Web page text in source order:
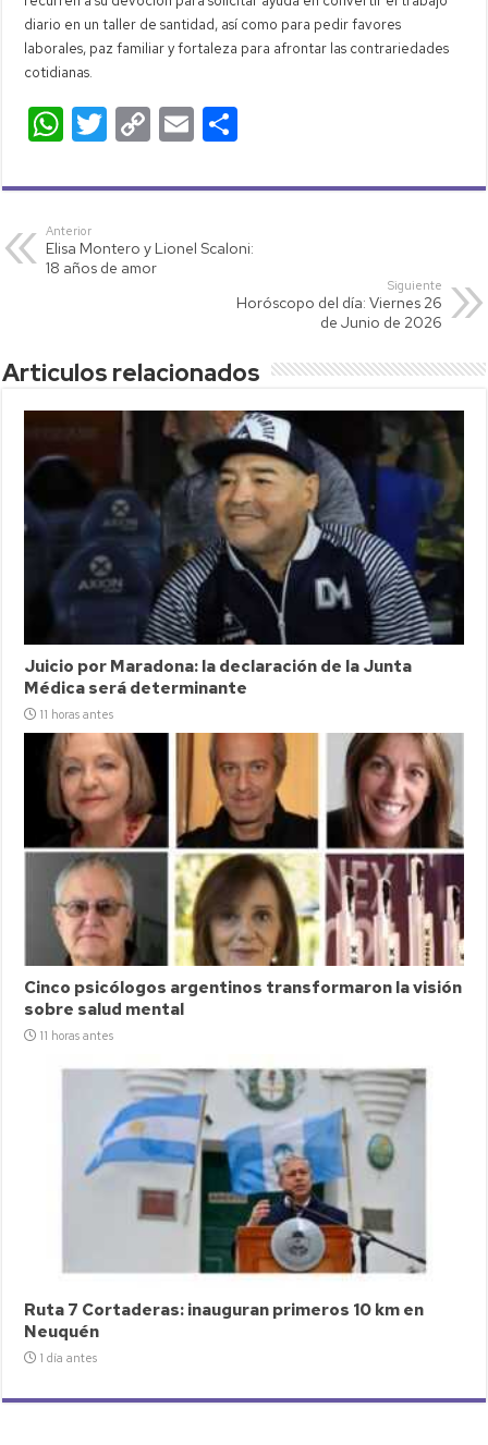
diario en un taller de santidad, así como para pedir favores
laborales, paz familiar y fortaleza para afrontar las contrariedades
cotidianas.
W
at
s
A
T
tt
C
p
Li
E
ail m
ar
tir
Anterior
Elisa Montero y Lionel Scaloni:
18 años de amor
Siguiente
Horóscopo del día: Viernes 26
de Junio de 2026
Articulos relacionados
Juicio por Maradona: la declaración de la Junta
Médica será determinante
11 horas antes
Cinco psicólogos argentinos transformaron la visión
sobre salud mental
11 horas antes
Ruta 7 Cortaderas: inauguran primeros 10 km en
Neuquén
1 día antes